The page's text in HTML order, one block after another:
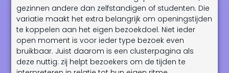
gezinnen andere dan zelfstandigen of studenten. Die
variatie maakt het extra belangrijk om openingstijden
te koppelen aan het eigen bezoekdoel. Niet ieder
open moment is voor ieder type bezoek even
bruikbaar. Juist daarom is een clusterpagina als
deze nuttig: zij helpt bezoekers om de tijden te